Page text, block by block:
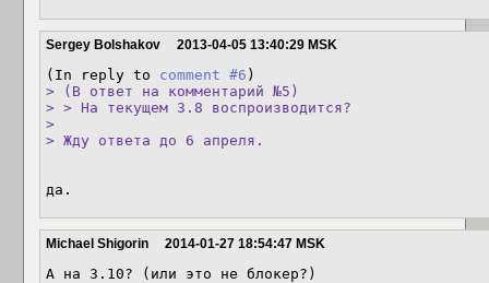
Sergey Bolshakov 2013-04-05 13:40:29 MSK
(In reply to comment #6
> (В ответ на комментарий №5)
> > На текущем 3.8 воспроизводится?
>
> Жду ответа до 6 апреля.
да.
Michael Shigorin 2014-01-27 18:54:47 MSK
А на 3.10? (или это не блокер?)